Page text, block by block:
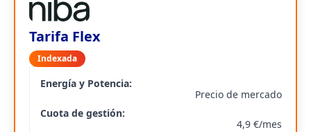
Tarifa Flex
Indexada
Energía y Potencia:
Precio de mercado
Cuota de gestión:
4,9 €/mes